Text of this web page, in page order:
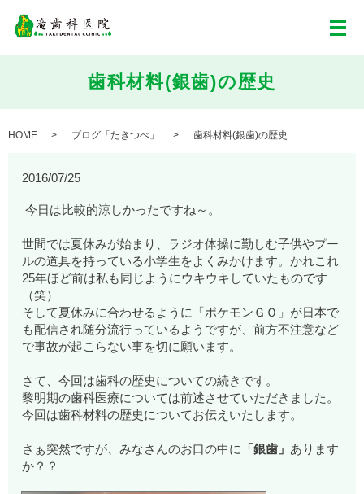
メ
歯科材料(銀歯)の歴史
HOME ブログ「たきつべ」 歯科材料(銀歯)の歴史
2016/07/25
今日は比較的涼しかったですね～。
世間では夏休みが始まり、ラジオ体操に勤しむ子供やプー
ルの道具を持っている小学生をよくみかけます。かれこれ
25年ほど前は私も同じようにウキウキしていたものです
（笑）
そして夏休みに合わせるように「ポケモンＧＯ」が日本で
も配信され随分流行っているようですが、前方不注意など
で事故が起こらない事を切に願います。
さて、今回は歯科の歴史についての続きです。
黎明期の歯科医療については前述させていただきました。
今回は歯科材料の歴史についてお伝えいたします。
さぁ突然ですが、みなさんのお口の中に 「銀歯」 あります
か？？